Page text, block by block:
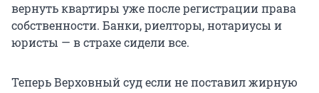
вернуть квартиры уже после регистрации права
собственности. Банки, риелторы, нотариусы и
юристы — в страхе сидели все.
Теперь Верховный суд если не поставил жирную